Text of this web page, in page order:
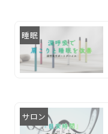
睡眠
サロン